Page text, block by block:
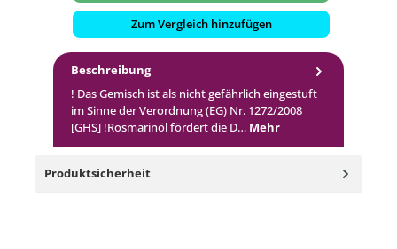
Zum Vergleich hinzufügen
Beschreibung
! Das Gemisch ist als nicht gefährlich eingestuft
im Sinne der Verordnung (EG) Nr. 1272/2008
[GHS] !Rosmarinöl fördert die D… Mehr
Produktsicherheit